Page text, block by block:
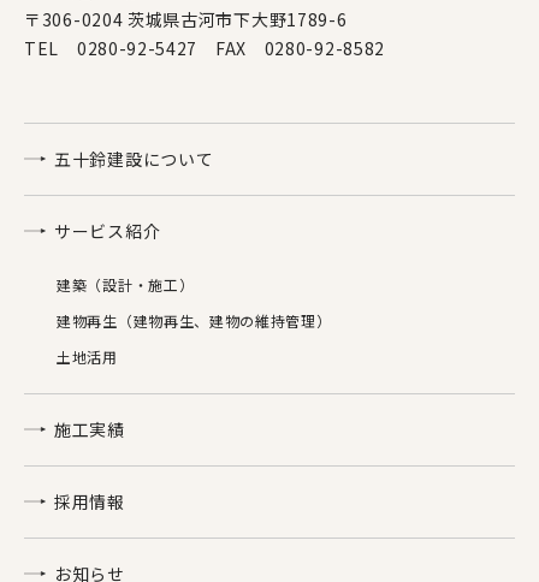
〒306-0204 茨城県古河市下大野1789-6
TEL 0280-92-5427 FAX 0280-92-8582
五十鈴建設について
サービス紹介
建築（設計・施工）
建物再生（建物再生、建物の維持管理）
土地活用
施工実績
採用情報
お知らせ